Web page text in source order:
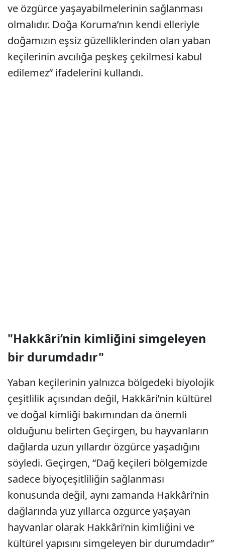
ve özgürce yaşayabilmelerinin sağlanması
olmalıdır. Doğa Koruma’nın kendi elleriyle
doğamızın eşsiz güzelliklerinden olan yaban
keçilerinin avcılığa peşkeş çekilmesi kabul
edilemez” ifadelerini kullandı.
"Hakkâri’nin kimliğini simgeleyen
bir durumdadır"
Yaban keçilerinin yalnızca bölgedeki biyolojik
çeşitlilik açısından değil, Hakkâri’nin kültürel
ve doğal kimliği bakımından da önemli
olduğunu belirten Geçirgen, bu hayvanların
dağlarda uzun yıllardır özgürce yaşadığını
söyledi. Geçirgen, “Dağ keçileri bölgemizde
sadece biyoçeşitliliğin sağlanması
konusunda değil, aynı zamanda Hakkâri’nin
dağlarında yüz yıllarca özgürce yaşayan
hayvanlar olarak Hakkâri’nin kimliğini ve
kültürel yapısını simgeleyen bir durumdadır”